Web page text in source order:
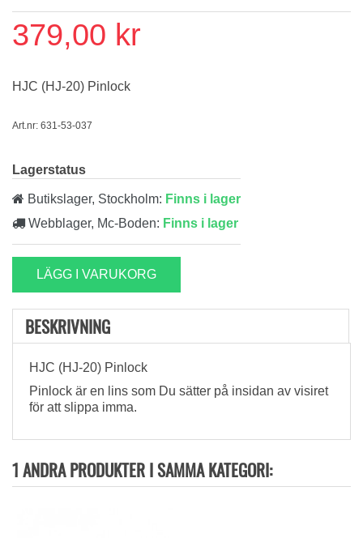
379,00 kr
HJC (HJ-20) Pinlock
Art.nr: 631-53-037
Lagerstatus
Butikslager, Stockholm: Finns i lager
Webblager, Mc-Boden: Finns i lager
LÄGG I VARUKORG
BESKRIVNING
HJC (HJ-20) Pinlock
Pinlock är en lins som Du sätter på insidan av visiret
för att slippa imma.
1 ANDRA PRODUKTER I SAMMA KATEGORI: